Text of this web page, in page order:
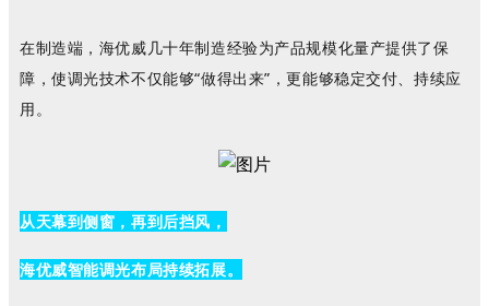
在制造端，海优威几十年制造经验为产品规模化量产提供了保
障，使调光技术不仅能够“做得出来”，更能够稳定交付、持续应
用。
从天幕到侧窗，再到后挡风，
海优威智能调光布局持续拓展。